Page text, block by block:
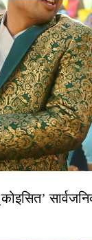
कोइसित’